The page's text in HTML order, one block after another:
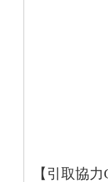
【引取協